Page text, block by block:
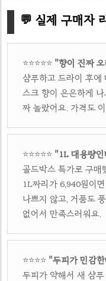
💬 실제 구매자
⭐⭐⭐⭐⭐ "향이 진짜
샴푸하고 드라이 후에
스크 향이 은은하게
짜 놀랐어요. 가격도
⭐⭐⭐⭐⭐ "1L 대용량
골드박스 특가로 구매
1L짜리가 6,940원이
나쁘지 않고, 거품도
없어서 만족스러워요.
⭐⭐⭐⭐ "두피가 민감
두피가 약해서 새 샴